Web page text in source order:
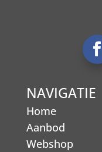
NAVIGATIE
Home
Aanbod
Webshop